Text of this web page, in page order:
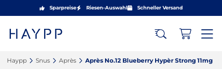
Sparpreise Riesen-Auswahl Schneller Versand
Haypp‎ Snus‎ Après‎ Après No.12 Blueberry Hypèr Strong 11mg‎